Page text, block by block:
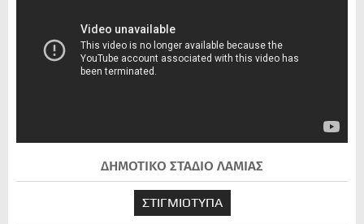
ΔΗΜΟΤΙΚΟ ΣΤΑΔΙΟ ΛΑΜΙΑΣ
ΣΤΙΓΜΙΟΤΥΠΑ